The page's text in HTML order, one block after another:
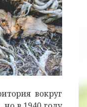
вокруг